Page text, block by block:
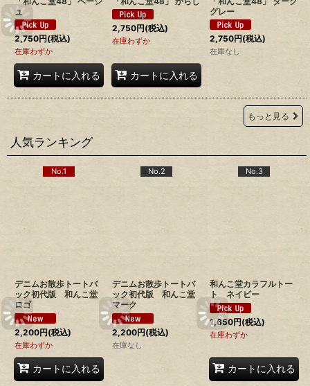
ュ
2,750円(税込)
在庫わずか
カートに入れる
2,750円(税込)
在庫わずか
カートに入れる
グレー
2,750円(税込)
在庫なし
もっと見る
人気ランキング
No.1
デニムお散歩トートバ
ック初代版 和んこ堂
ロゴ
2,200円(税込)
在庫わずか
カートに入れる
No.2
デニムお散歩トートバ
ック初代版 和んこ堂
マーク
2,200円(税込)
在庫なし
No.3
和んこ堂カラフルトー
ト ネイビー
1,650円(税込)
在庫わずか
カートに入れる